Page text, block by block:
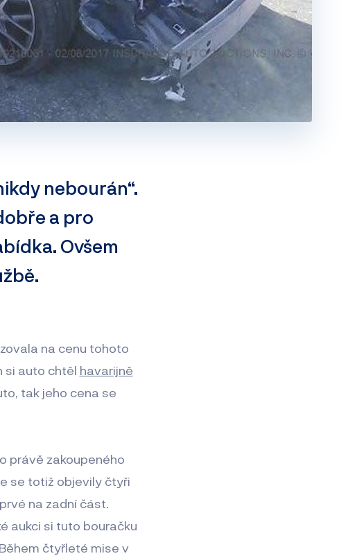
nebourán“.
a pro
Ovšem
na cenu tohoto
si auto chtěl havarijně
tak jeho cena se
právě zakoupeného
se totiž objevily čtyři
na zadní část.
aukci si tuto bouračku
čtyřleté mise v